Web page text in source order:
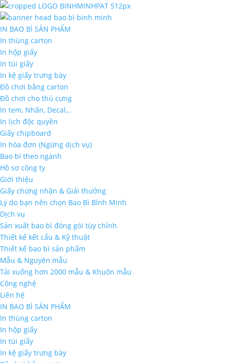
IN BAO BÌ SẢN PHẨM
In thùng carton
In hộp giấy
In túi giấy
In kệ giấy trưng bày
Đồ chơi bằng carton
Đồ chơi cho thú cưng
In tem, Nhãn, Decal,..
In lịch độc quyền
Giấy chipboard
In hóa đơn (Ngừng dịch vụ)
Bao bì theo ngành
Hồ sơ công ty
Giới thiệu
Giấy chứng nhận & Giải thưởng
Lý do bạn nên chọn Bao Bì Bình Minh
Dịch vụ
Sản xuất bao bì đóng gói tùy chỉnh
Thiết kế kết cấu & Kỹ thuật
Thiết kế bao bì sản phẩm
Mẫu & Nguyên mẫu
Tải xuống hơn 2000 mẫu & Khuôn mẫu
Công nghệ
Liên hệ
IN BAO BÌ SẢN PHẨM
In thùng carton
In hộp giấy
In túi giấy
In kệ giấy trưng bày